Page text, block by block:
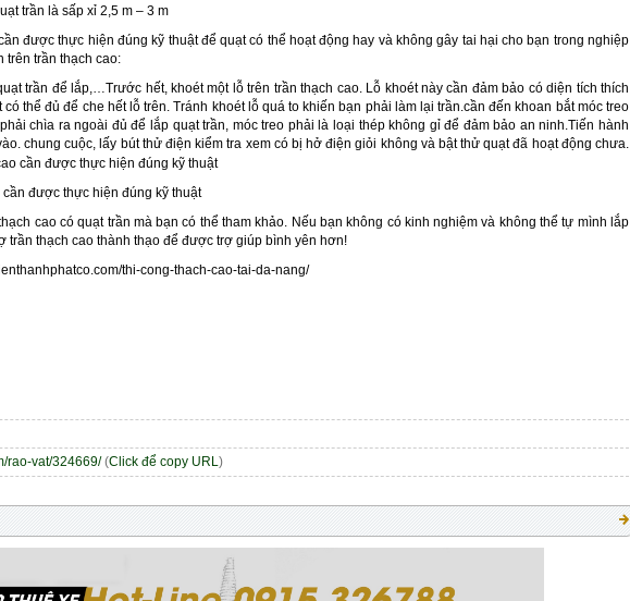
trần là sấp xỉ 2,5 m – 3 m
được thực hiện đúng kỹ thuật để quạt có thể hoạt động hay và không gây tai hại cho bạn trong nghiệp
trên trần thạch cao:
trần để lắp,…Trước hết, khoét một lỗ trên trần thạch cao. Lỗ khoét này cần đảm bảo có diện tích thích
thể đủ để che hết lỗ trên. Tránh khoét lỗ quá to khiến bạn phải làm lại trần.cần đến khoan bắt móc treo
chìa ra ngoài đủ để lắp quạt trần, móc treo phải là loại thép không gỉ để đảm bảo an ninh.Tiến hành
chung cuộc, lấy bút thử điện kiểm tra xem có bị hở điện giỏi không và bật thử quạt đã hoạt động chưa.
được thực hiện đúng kỹ thuật
cao có quạt trần mà bạn có thể tham khảo. Nếu bạn không có kinh nghiệm và không thể tự mình lắp
trần thạch cao thành thạo để được trợ giúp bình yên hơn!
thi-cong-thach-cao-tai-da-nang/
rao-vat/324669/(Click để copy URL )